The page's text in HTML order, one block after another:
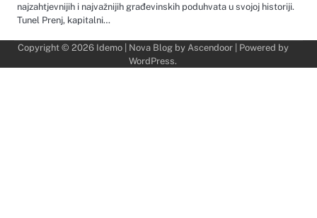
najzahtjevnijih i najvažnijih građevinskih poduhvata u svojoj historiji.
Tunel Prenj, kapitalni…
Copyright © 2026 Idemo| Nova Blog by Ascendoor| Powered by
WordPress.